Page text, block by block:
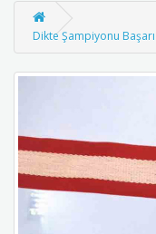
Dikte Şampiyonu